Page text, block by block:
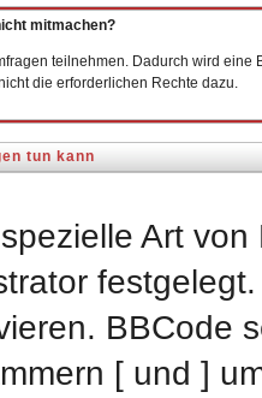
mitmachen?
teilnehmen. Dadurch wird
die erforderlichen Rechte dazu.
tun kann
Art
BBCode
[ und ]